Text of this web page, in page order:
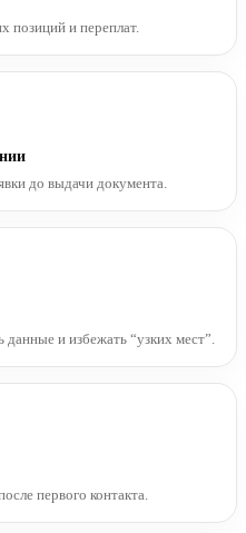
позиций и переплат.
до выдачи документа.
и избежать “узких мест”.
первого контакта.